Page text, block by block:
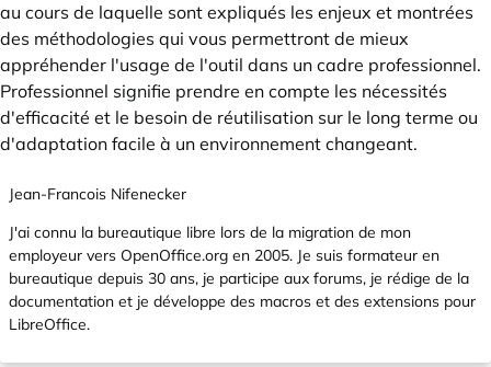
au cours de laquelle sont expliqués les enjeux et montrées
des méthodologies qui vous permettront de mieux
appréhender l'usage de l'outil dans un cadre professionnel.
Professionnel signifie prendre en compte les nécessités
d'efficacité et le besoin de réutilisation sur le long terme ou
d'adaptation facile à un environnement changeant.
Jean-Francois Nifenecker
J'ai connu la bureautique libre lors de la migration de mon
employeur vers OpenOffice.org en 2005. Je suis formateur en
bureautique depuis 30 ans, je participe aux forums, je rédige de la
documentation et je développe des macros et des extensions pour
LibreOffice.